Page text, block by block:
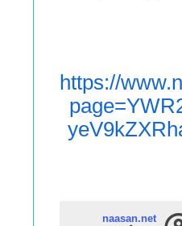
https://
naasan.net